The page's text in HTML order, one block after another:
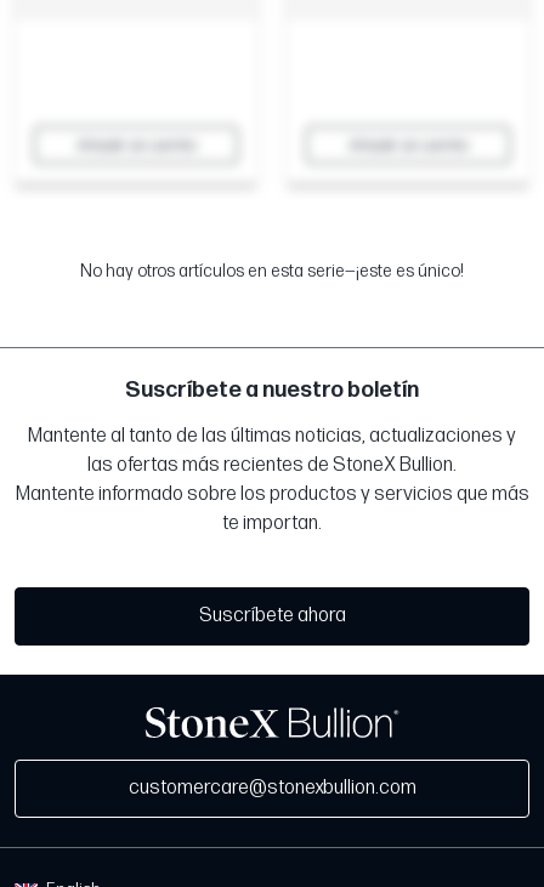
No hay otros artículos en esta serie—¡este es único!
Suscríbete a nuestro boletín
Mantente al tanto de las últimas noticias, actualizaciones y
las ofertas más recientes de StoneX Bullion.
Mantente informado sobre los productos y servicios que más
te importan.
Suscríbete ahora
customercare@stonexbullion.com